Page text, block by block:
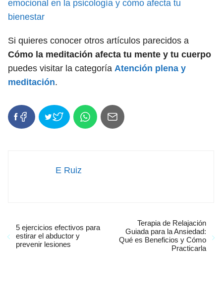
emocional en la psicología y cómo afecta tu
bienestar
Si quieres conocer otros artículos parecidos a
Cómo la meditación afecta tu mente y tu cuerpo
puedes visitar la categoría Atención plena y
meditación.
E Ruiz
5 ejercicios efectivos para
estirar el abductor y
prevenir lesiones
Terapia de Relajación
Guiada para la Ansiedad:
Qué es Beneficios y Cómo
Practicarla